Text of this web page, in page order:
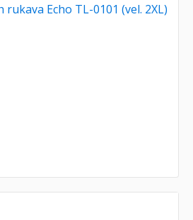
rukava Echo TL-0101 (vel. 2XL)